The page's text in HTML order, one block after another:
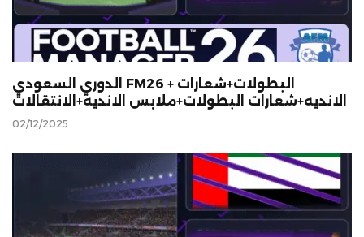
الدوري السعودي FM26 + البطولات+شعارات
الانديه+شعارات البطولات+ملابس الانديه+الانتقالات
02/12/2025